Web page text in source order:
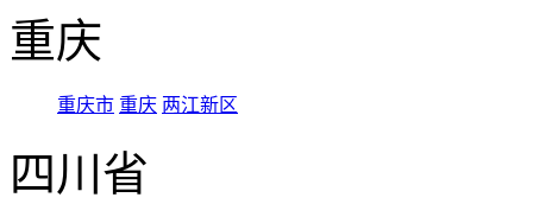
重庆
重庆市 重庆 两江新区
四川省